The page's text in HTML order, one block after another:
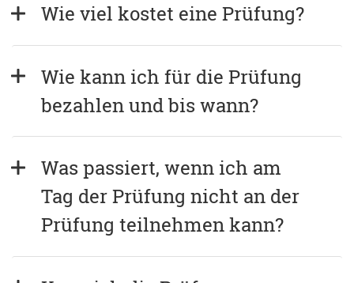
Wie viel kostet eine Prüfung?
Wie kann ich für die Prüfung
bezahlen und bis wann?
Was passiert, wenn ich am
Tag der Prüfung nicht an der
Prüfung teilnehmen kann?